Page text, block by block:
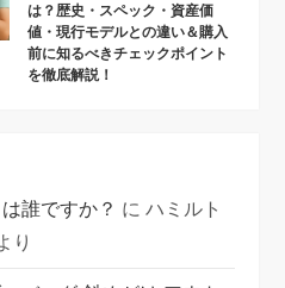
は？歴史・スペック・資産価
値・現行モデルとの違い＆購入
前に知るべきチェックポイント
を徹底解説！
誰ですか？ にハミルト
り